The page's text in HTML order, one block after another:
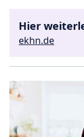
Hier
ekhn.de